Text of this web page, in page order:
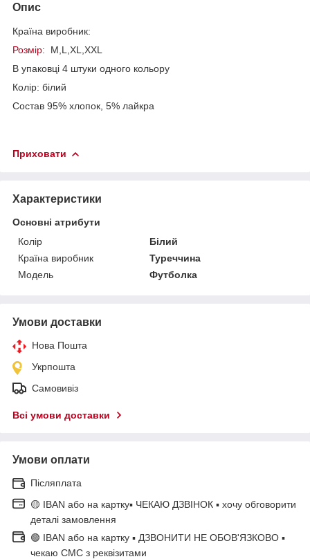
Опис
Країна виробник:
Розмір: M,L,XL,XXL
В упаковці 4 штуки одного кольору
Колір: білий
Состав 95% хлопок, 5% лайкра
Приховати
Характеристики
Основні атрибути
Колір
Білий
Країна виробник
Туреччина
Модель
Футболка
Умови доставки
Нова Пошта
Укрпошта
Самовивіз
Всі умови доставки
Умови оплати
Післяплата
🟡 IBAN або на картку▪ ЧЕКАЮ ДЗВІНОК ▪ хочу обговорити
деталі замовлення
🟢 IBAN або на картку ▪ ДЗВОНИТИ НЕ ОБОВ'ЯЗКОВО ▪
чекаю СМС з реквізитами